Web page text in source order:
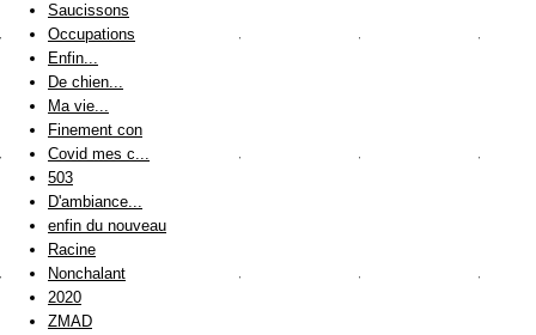
Saucissons
Occupations
Enfin...
De chien...
Ma vie...
Finement con
Covid mes c...
503
D'ambiance...
enfin du nouveau
Racine
Nonchalant
2020
ZMAD